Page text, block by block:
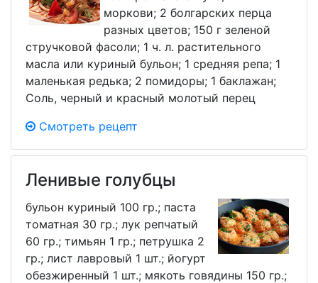
моркови; 2 болгарских перца
разных цветов; 150 г зеленой
стручковой фасоли; 1 ч. л. растительного
масла или куриный бульон; 1 средняя репа; 1
маленькая редька; 2 помидоры; 1 баклажан;
Соль, черный и красный молотый перец
Смотреть рецепт
Ленивые голубцы
бульон куриный 100 гр.; паста
томатная 30 гр.; лук репчатый
60 гр.; тимьян 1 гр.; петрушка 2
гр.; лист лавровый 1 шт.; йогурт
обезжиренный 1 шт.; мякоть говядины 150 гр.;